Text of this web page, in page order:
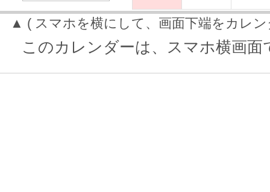
▲ ( スマホを横にして、画面下端をカレ
このカレンダーは、スマホ横画面